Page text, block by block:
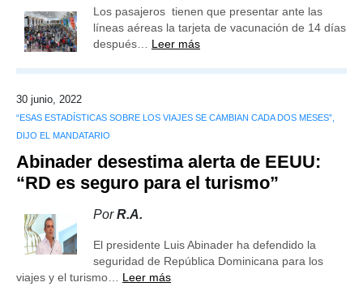
Los pasajeros tienen que presentar ante las
líneas aéreas la tarjeta de vacunación de 14 días
después… Leer más
30 junio, 2022
“ESAS ESTADÍSTICAS SOBRE LOS VIAJES SE CAMBIAN CADA DOS MESES”,
DIJO EL MANDATARIO
Abinader desestima alerta de EEUU:
“RD es seguro para el turismo”
PorR.A.
El presidente Luis Abinader ha defendido la
seguridad de República Dominicana para los
viajes y el turismo… Leer más